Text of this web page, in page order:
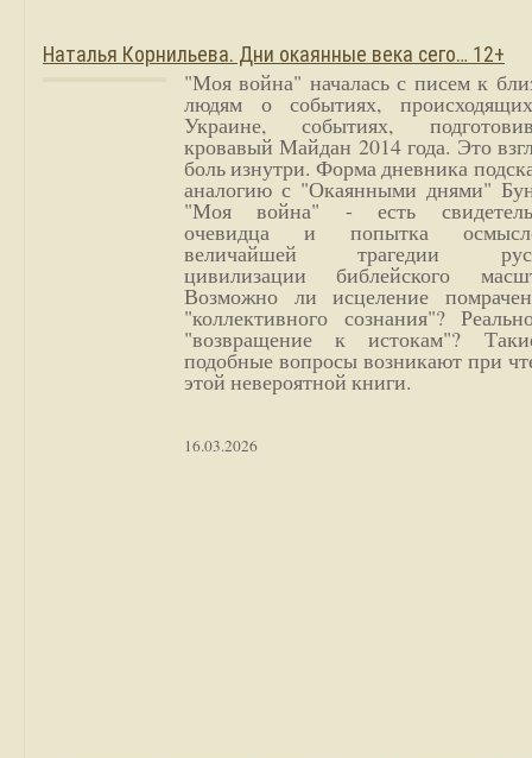
Наталья Корнильева. Дни окаянные века сего… 12+
"Моя война" началась с писем к
людям о событиях,
Украине, событиях,
кровавый Майдан 2014 года. Это
боль изнутри. Форма дневника
аналогию с "Окаянными днями"
"Моя война" - есть
очевидца и попытка
величайшей трагедии
цивилизации библейского
Возможно ли исцеление
"коллективного сознания"?
"возвращение к истокам"?
подобные вопросы возникают при
этой невероятной книги.
16.03.2026